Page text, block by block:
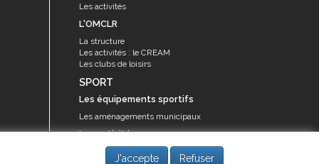
J'accepte Refuser
Les activités
L'OMCLR
La structure
Les activités : le CREAM
Les clubs de loisirs
SPORT
Les équipements sportifs
Les aménagements municipaux
Les activités
Les activités du service des sports